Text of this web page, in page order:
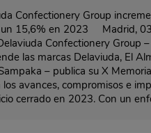
Confectionery Group
15,6% en 2023 Madrid,
Confectionery Group
las marcas Delaviuda, El
– publica su X
avances, compromisos e
cerrado en 2023. Con un